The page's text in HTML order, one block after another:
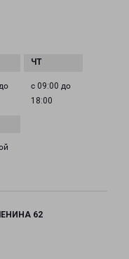
с 09:00 до
18:00
62